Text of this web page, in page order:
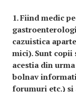
1. Fiind medic
cazuistica
mici). Sunt
acestia din
bolnav
forumuri etc.) si